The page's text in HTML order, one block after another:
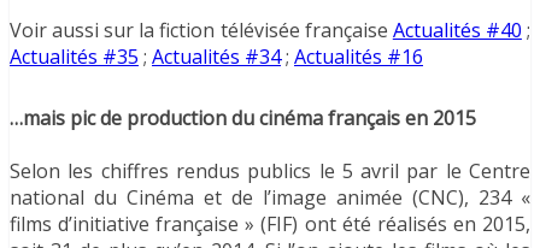
Voir aussi sur la fiction télévisée française Actualités #40 ;
Actualités #35 ; Actualités #34; Actualités #16
…mais pic de production du cinéma français en 2015
Selon les chiffres rendus publics le 5 avril par le Centre
national du Cinéma et de l’image animée (CNC), 234 «
films d’initiative française » (FIF) ont été réalisés en 2015,